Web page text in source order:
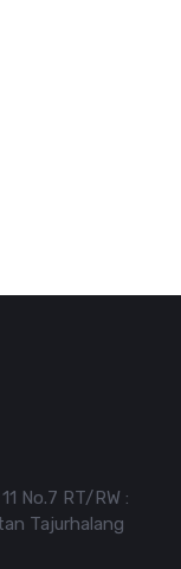
No.7 RT/RW :
Tajurhalang